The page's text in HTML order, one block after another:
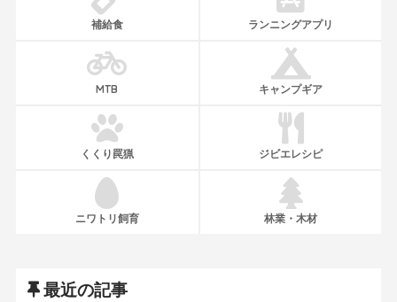
補給食 ランニングアプリ
MTB キャンプギア
くくり罠猟 ジビエレシピ
ニワトリ飼育 林業・木材
最近の記事